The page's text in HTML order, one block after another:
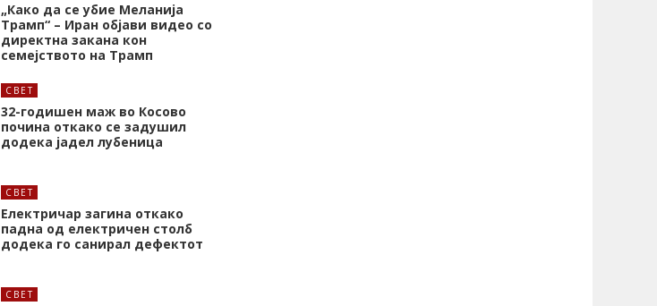
„Како да се убие Меланија
Трамп“ – Иран објави видео со
директна закана кон
семејството на Трамп
СВЕТ
32-годишен маж во Косово
почина откако се задушил
додека јадел лубеница
СВЕТ
Електричар загина откако
падна од електричен столб
додека го санирал дефектот
СВЕТ